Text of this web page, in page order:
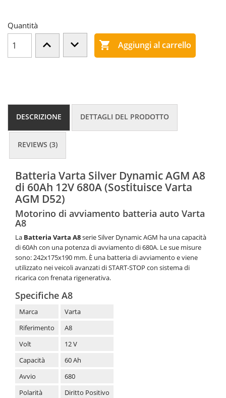
Quantità
 Aggiungi al carrello
DESCRIZIONE DETTAGLI DEL PRODOTTO
REVIEWS (3)
Batteria Varta Silver Dynamic AGM A8
di 60Ah 12V 680A (Sostituisce Varta
AGM D52)
Motorino di avviamento batteria auto Varta
A8
La Batteria Varta A8serie Silver Dynamic AGM ha una capacità
di 60Ah con una potenza di avviamento di 680A. Le sue misure
sono: 242x175x190 mm. È una batteria di avviamento e viene
utilizzato nei veicoli avanzati di START-STOP con sistema di
ricarica con frenata rigenerativa.
Specifiche A8
Marca
Varta
Riferimento
A8
Volt
12 V
Capacità
60 Ah
Avvio
680
Polarità
Diritto Positivo